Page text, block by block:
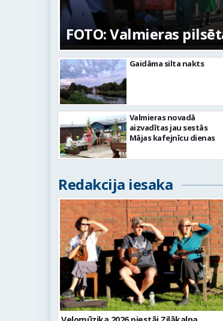
FOTO: Valmieras
Gaidāma silta nakts
Valmieras novadā
aizvadītas jau sestās
Mājas kafejnīcu dienas
Redakcija iesaka